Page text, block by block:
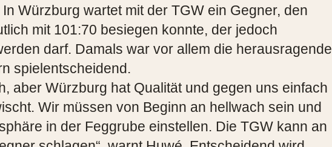
Würzburg wartet mit der TGW ein Gegner, den
mit 101:70 besiegen konnte, der jedoch
darf. Damals war vor allem die herausragende
spielentscheidend.
aber Würzburg hat Qualität und gegen uns einfach
Wir müssen von Beginn an hellwach sein und
in der Feggrube einstellen. Die TGW kann an